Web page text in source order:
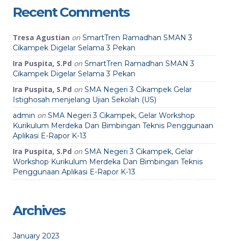
Recent Comments
Tresa Agustian on SmartTren Ramadhan SMAN 3
Cikampek Digelar Selama 3 Pekan
Ira Puspita, S.Pd on SmartTren Ramadhan SMAN 3
Cikampek Digelar Selama 3 Pekan
Ira Puspita, S.Pd on SMA Negeri 3 Cikampek Gelar
Istighosah menjelang Ujian Sekolah (US)
admin on SMA Negeri 3 Cikampek, Gelar Workshop
Kurikulum Merdeka Dan Bimbingan Teknis Penggunaan
Aplikasi E-Rapor K-13
Ira Puspita, S.Pd on SMA Negeri 3 Cikampek, Gelar
Workshop Kurikulum Merdeka Dan Bimbingan Teknis
Penggunaan Aplikasi E-Rapor K-13
Archives
January 2023